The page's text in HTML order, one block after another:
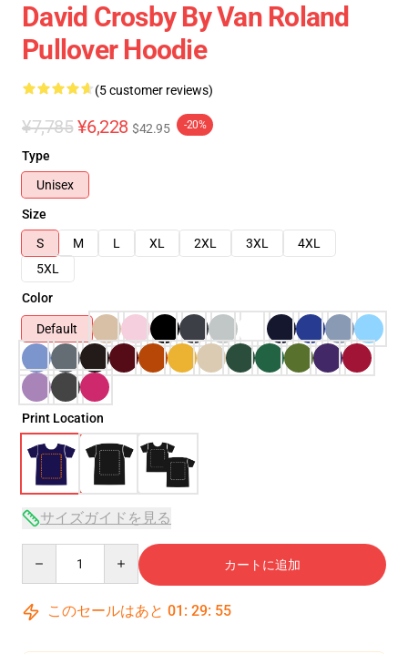
David Crosby By Van Roland
Pullover Hoodie
(5 customer reviews)
¥7,785 ¥6,228 $42.95 -20%
Type
Unisex
Size
S
M L XL 2XL 3XL
4XL
5XL
Color
Default
Print Location
サイズガイドを見る
カートに追加
このセールはあと 01 : 29: 54